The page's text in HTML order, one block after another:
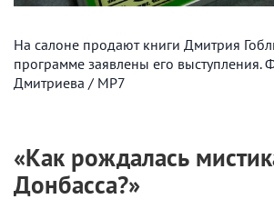
На салоне продают книги Дмитрия
программе заявлены его выступления.
Дмитриева / МР7
«Как рождалась
Донбасса?»